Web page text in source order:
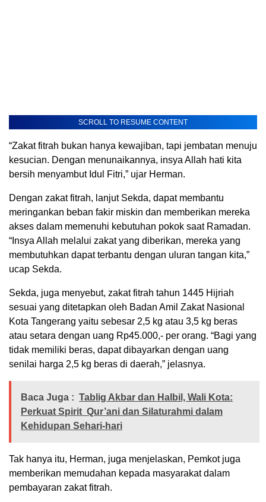
SCROLL TO RESUME CONTENT
“Zakat fitrah bukan hanya kewajiban, tapi jembatan menuju
kesucian. Dengan menunaikannya, insya Allah hati kita
bersih menyambut Idul Fitri,” ujar Herman.
Dengan zakat fitrah, lanjut Sekda, dapat membantu
meringankan beban fakir miskin dan memberikan mereka
akses dalam memenuhi kebutuhan pokok saat Ramadan.
“Insya Allah melalui zakat yang diberikan, mereka yang
membutuhkan dapat terbantu dengan uluran tangan kita,”
ucap Sekda.
Sekda, juga menyebut, zakat fitrah tahun 1445 Hijriah
sesuai yang ditetapkan oleh Badan Amil Zakat Nasional
Kota Tangerang yaitu sebesar 2,5 kg atau 3,5 kg beras
atau setara dengan uang Rp45.000,- per orang. “Bagi yang
tidak memiliki beras, dapat dibayarkan dengan uang
senilai harga 2,5 kg beras di daerah,” jelasnya.
Baca Juga : Tablig Akbar dan Halbil, Wali Kota:
Perkuat Spirit Qur’ani dan Silaturahmi dalam
Kehidupan Sehari-hari
Tak hanya itu, Herman, juga menjelaskan, Pemkot juga
memberikan memudahan kepada masyarakat dalam
pembayaran zakat fitrah.